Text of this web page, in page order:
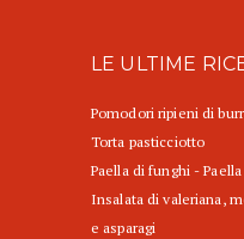
LE ULTIME
Pomodori ripieni di
Torta pasticciotto
Paella di funghi -
Insalata di valeriana,
e asparagi